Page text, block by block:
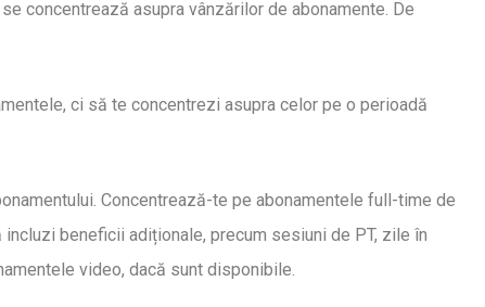
concentrează asupra vânzărilor de abonamente. De
ci să te concentrezi asupra celor pe o perioadă
Concentrează-te pe abonamentele full-time de
beneficii adiționale, precum sesiuni de PT, zile în
video, dacă sunt disponibile.